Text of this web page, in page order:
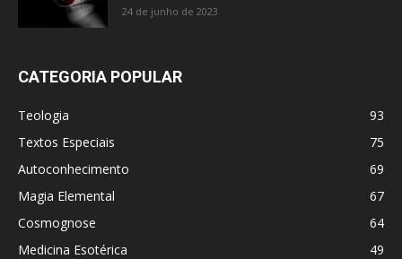
24 de junho de 2023
CATEGORIA POPULAR
Teologia
93
Textos Especiais
75
Autoconhecimento
69
Magia Elemental
67
Cosmognose
64
Medicina Esotérica
49